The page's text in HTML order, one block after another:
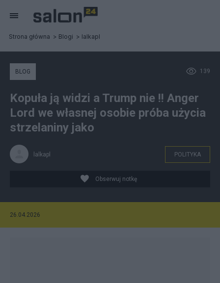
Strona główna Blogi lalkapl
139
BLOG
Kopuła ją widzi a Trump nie !! Anger
Lord we własnej osobie próba użycia
strzelaniny jako
lalkapl POLITYKA
Obserwuj notkę
26.04.2026